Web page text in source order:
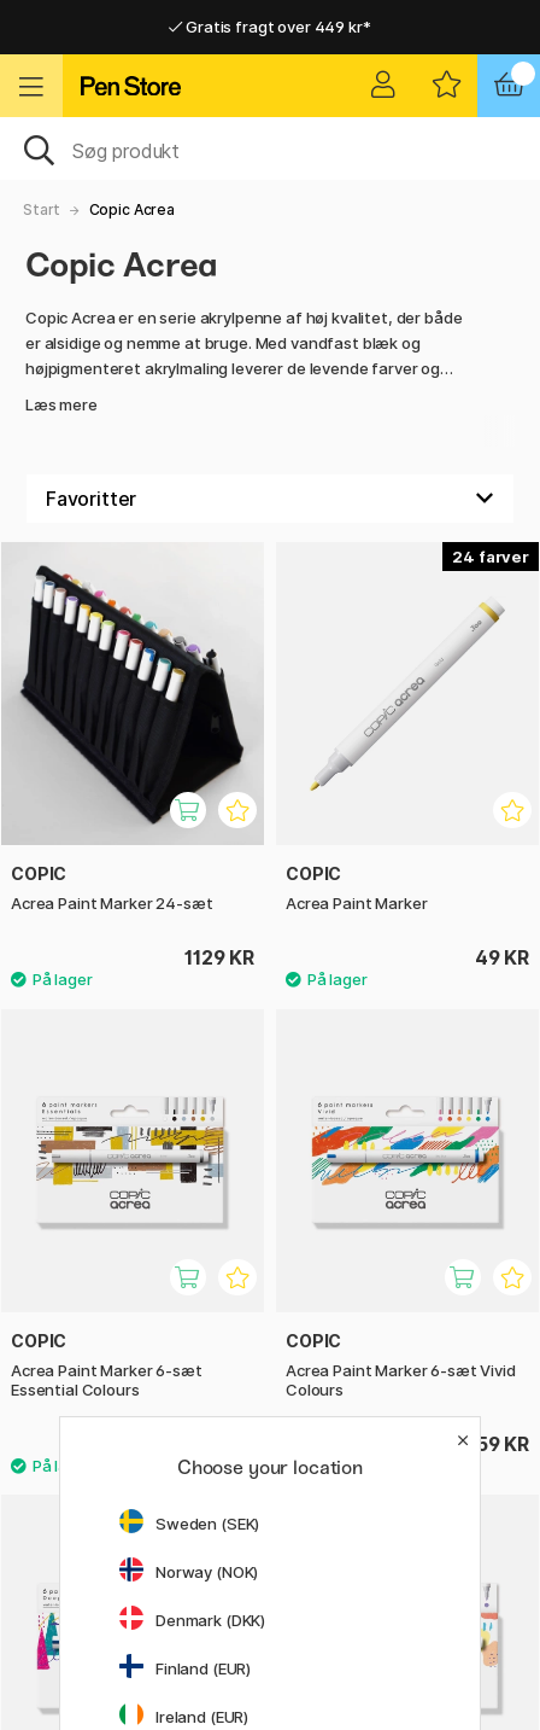
Gratis fragt over 449 kr*
Hurtigt til dør eller pakkeshop
Hurtigt til dør eller pakkeshop
Start Copic Acrea
Copic Acrea
Copic Acrea er en serie akrylpenne af høj kvalitet, der både
er alsidige og nemme at bruge. Med vandfast blæk og
højpigmenteret akrylmaling leverer de levende farver og
Det smarte design med dobbeltspids giver en fin spids til
tør, bliver den permanent og vandfast, hvilket gør den ideel
til forskellige overflader som papir, træ, plastik og metal.
Copic Acrea er det perfekte valg for dig, der ønsker
præcision, kontrol og en enkel måde at arbejde med
akrylmaling på.
Læs mere
COPIC
Acrea Paint Marker 24-sæt
1129 KR
24
COPIC
Acrea Paint Marker
49 KR
COPIC
Acrea Paint Marker 6-sæt
Essential Colours
COPIC
Acrea Paint Marker 6-sæt Vivid
Colours
259 KR
Choose your location
Sweden (SEK)
Norway (NOK)
Denmark (DKK)
Finland (EUR)
Ireland (EUR)